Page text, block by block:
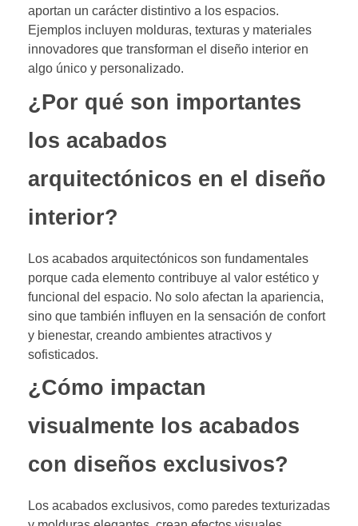
aportan un carácter distintivo a los espacios.
Ejemplos incluyen molduras, texturas y materiales
innovadores que transforman el diseño interior en
algo único y personalizado.
¿Por qué son importantes
los acabados
arquitectónicos en el diseño
interior?
Los acabados arquitectónicos son fundamentales
porque cada elemento contribuye al valor estético y
funcional del espacio. No solo afectan la apariencia,
sino que también influyen en la sensación de confort
y bienestar, creando ambientes atractivos y
sofisticados.
¿Cómo impactan
visualmente los acabados
con diseños exclusivos?
Los acabados exclusivos, como paredes texturizadas